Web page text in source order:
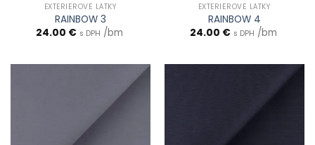
EXTERIÉROVÉ LÁTKY
RAINBOW 3
24.00 € s DPH /bm
EXTERIÉROVÉ LÁTKY
RAINBOW 4
24.00 € s DPH /bm